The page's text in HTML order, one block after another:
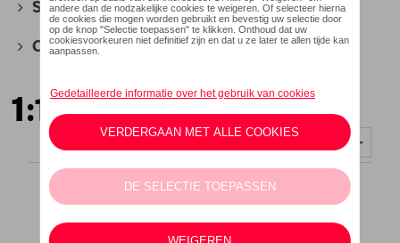
SEAT(178)
CUPRA(201)
1:12